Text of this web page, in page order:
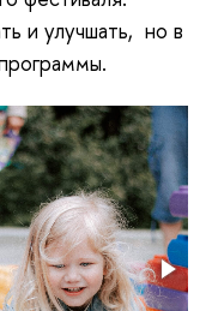
и улучшать, но в